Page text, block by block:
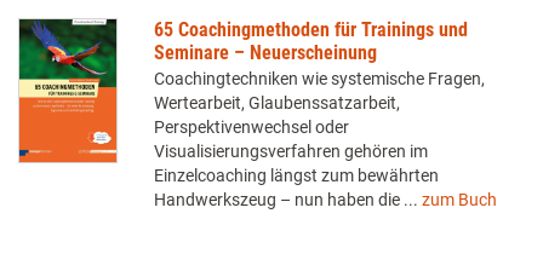
65 Coachingmethoden für Trainings und
Seminare – Neuerscheinung
Coachingtechniken wie systemische Fragen,
Wertearbeit, Glaubenssatzarbeit,
Perspektivenwechsel oder
Visualisierungsverfahren gehören im
Einzelcoaching längst zum bewährten
Handwerkszeug – nun haben die ... zum Buch